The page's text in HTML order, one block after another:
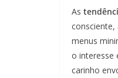
As
consciente,
menus
o interesse
carinho